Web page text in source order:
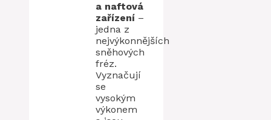
a naftová
zařízení –
jedna z
nejvýkonnějších
sněhových
fréz.
Vyznačují
se
vysokým
výkonem